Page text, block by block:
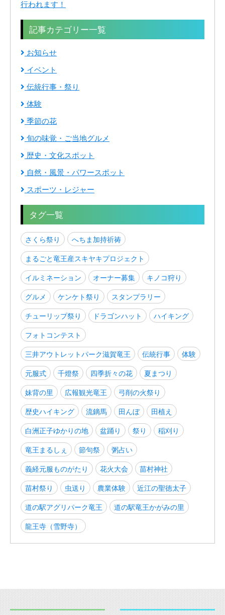
行われます！
記事カテゴリー一覧
お知らせ
イベント
伝統行事・祭り
体験
季節の花
旬の味覚・ご当地グルメ
歴史・文化スポット
自然・風景・パワースポット
スポーツ・レジャー
タグ一覧
さくら祭り
へちま加持祈祷
まるごと竜王産スキヤキプロジェクト
イルミネーション
オーナー募集
キノコ狩り
グルメ
ケンケト祭り
スタンプラリー
チューリップ祭り
ドラゴンハット
ハイキング
フォトコンテスト
三井アウトレットパーク滋賀竜王
伝統行事
体験
元服式
千燈祭 四季折々の花
夏まつり
妹背の里
広報観光竜王
弓削の火祭り
歴史ハイキング
流鏑馬 田んぼ
田植え
白洲正子ゆかりの地
盆踊り 祭り
稲刈り
竜王まるしぇ
節句祭
粥占い
義経元服ものがたり
花火大会
苗村神社
苗村祭り
虫送り 農業体験
近江の聖徳太子
道の駅アグリパーク竜王
道の駅竜王かがみの里
龍王寺（雪野寺）